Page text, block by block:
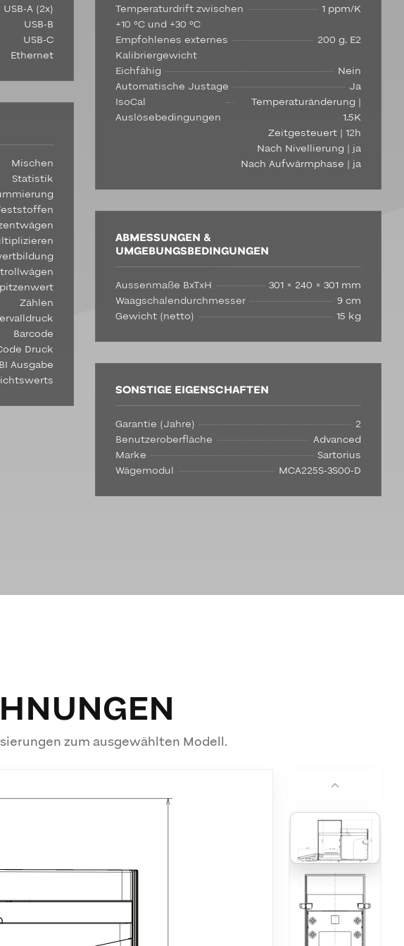
USB-A (2x)
USB-B
USB-C
Ethernet
Mischen
Statistik
Zählen
Barcode
Druck
Ausgabe
Temperaturdrift zwischen
+10 °C und +30 °C
1 ppm/K
Empfohlenes externes
Kalibriergewicht
200 g, E2
Eichfähig
Nein
Automatische Justage
Ja
IsoCal
Auslösebedingungen
Temperaturänderung |
1,5K
Zeitgesteuert | 12h
Nach Nivellierung | ja
Nach Aufwärmphase | ja
ABMESSUNGEN &
UMGEBUNGSBEDINGUNGEN
Aussenmaße BxTxH
301 × 240 × 301 mm
Waagschalendurchmesser
9 cm
Gewicht (netto)
15 kg
SONSTIGE EIGENSCHAFTEN
Garantie (Jahre)
2
Benutzeroberfläche
Advanced
Marke
Sartorius
Wägemodul
MCA225S-3S00-D
zum ausgewählten Modell.